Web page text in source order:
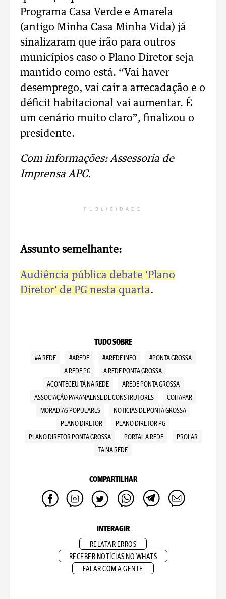
Programa Casa Verde e Amarela
(antigo Minha Casa Minha Vida) já
sinalizaram que irão para outros
municípios caso o Plano Diretor seja
mantido como está. “Vai haver
desemprego, vai cair a arrecadação e o
déficit habitacional vai aumentar. É
um cenário muito claro”, finalizou o
presidente.
Com informações: Assessoria de
Imprensa APC.
PUBLICIDADE
Assunto semelhante:
Audiência pública debate 'Plano
Diretor' de PG nesta quarta.
TUDO SOBRE
#A REDE #AREDE #AREDE INFO
#PONTA GROSSA
A REDE PG
A REDE PONTA GROSSA
ACONTECEU TÁ NA REDE
AREDE PONTA GROSSA
ASSOCIAÇÃO PARANAENSE DE CONSTRUTORES
COHAPAR
MORADIAS POPULARES
NOTICIAS DE PONTA GROSSA
PLANO DIRETOR
PLANO DIRETOR PG
PLANO DIRETOR PONTA GROSSA
PORTAL A REDE
PROLAR
TA NA REDE
COMPARTILHAR
INTERAGIR
RELATAR ERROS
RECEBER NOTÍCIAS NO WHATS
FALAR COM A GENTE